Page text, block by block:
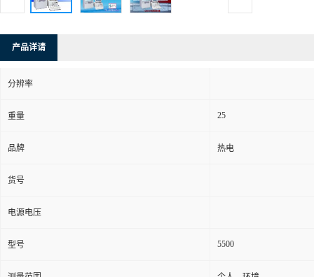
产品详请
分辨率
重量 25
品牌 热电
货号
电源电压
型号 5500